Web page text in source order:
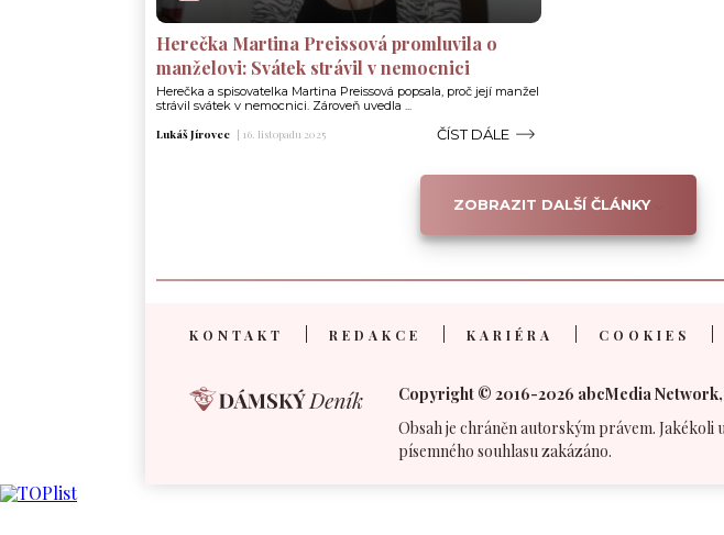
Herečka Martina Preissová promluvila o
manželovi: Svátek strávil v nemocnici
Herečka a spisovatelka Martina Preissová popsala, proč její manžel
strávil svátek v nemocnici. Zároveň uvedla ...
Lukáš Jírovec | 16. listopadu 2025 ČÍST DÁLE
ZOBRAZIT DALŠÍ ČLÁNKY
KONTAKT REDAKCE KARIÉRA COOKIES
Copyright © 2016-2026 abcMedia
Obsah je chráněn autorským právem.
písemného souhlasu zakázáno.